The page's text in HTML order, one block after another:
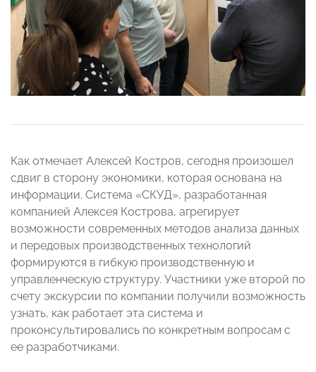
Как отмечает Алексей Костров, сегодня произошел
сдвиг в сторону экономики, которая основана на
информации. Система «СКУД», разработанная
компанией Алексея Кострова, агрегирует
возможности современных методов анализа данных
и передовых производственных технологий
формируются в гибкую производственную и
управленческую структуру. Участники уже второй по
счету экскурсии по компании получили возможность
узнать, как работает эта система и
проконсультировались по конкретным вопросам с
ее разработчиками.